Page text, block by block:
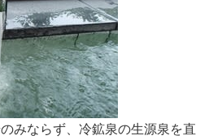
みならず、冷鉱泉の生源泉を直